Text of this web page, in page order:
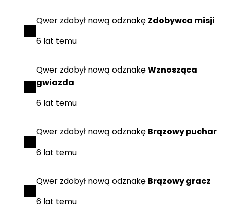
Qwer zdobył nową odznakę Zdobywca misji
6 lat temu
Qwer zdobył nową odznakęWznosząca
gwiazda
6 lat temu
Qwer zdobył nową odznakę Brązowy puchar
6 lat temu
Qwer zdobył nową odznakę Brązowy gracz
6 lat temu